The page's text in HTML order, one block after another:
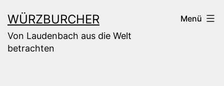
Inhalt
springen
WÜRZBURCHER
Von Laudenbach aus die Welt
betrachten
Menü